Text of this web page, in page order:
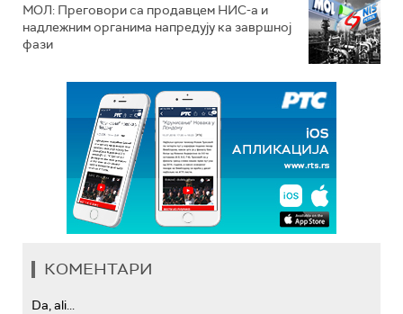
МОЛ: Преговори са продавцем НИС-а и
надлежним органима напредују ка завршној
фази
КОМЕНТАРИ
Da, ali...